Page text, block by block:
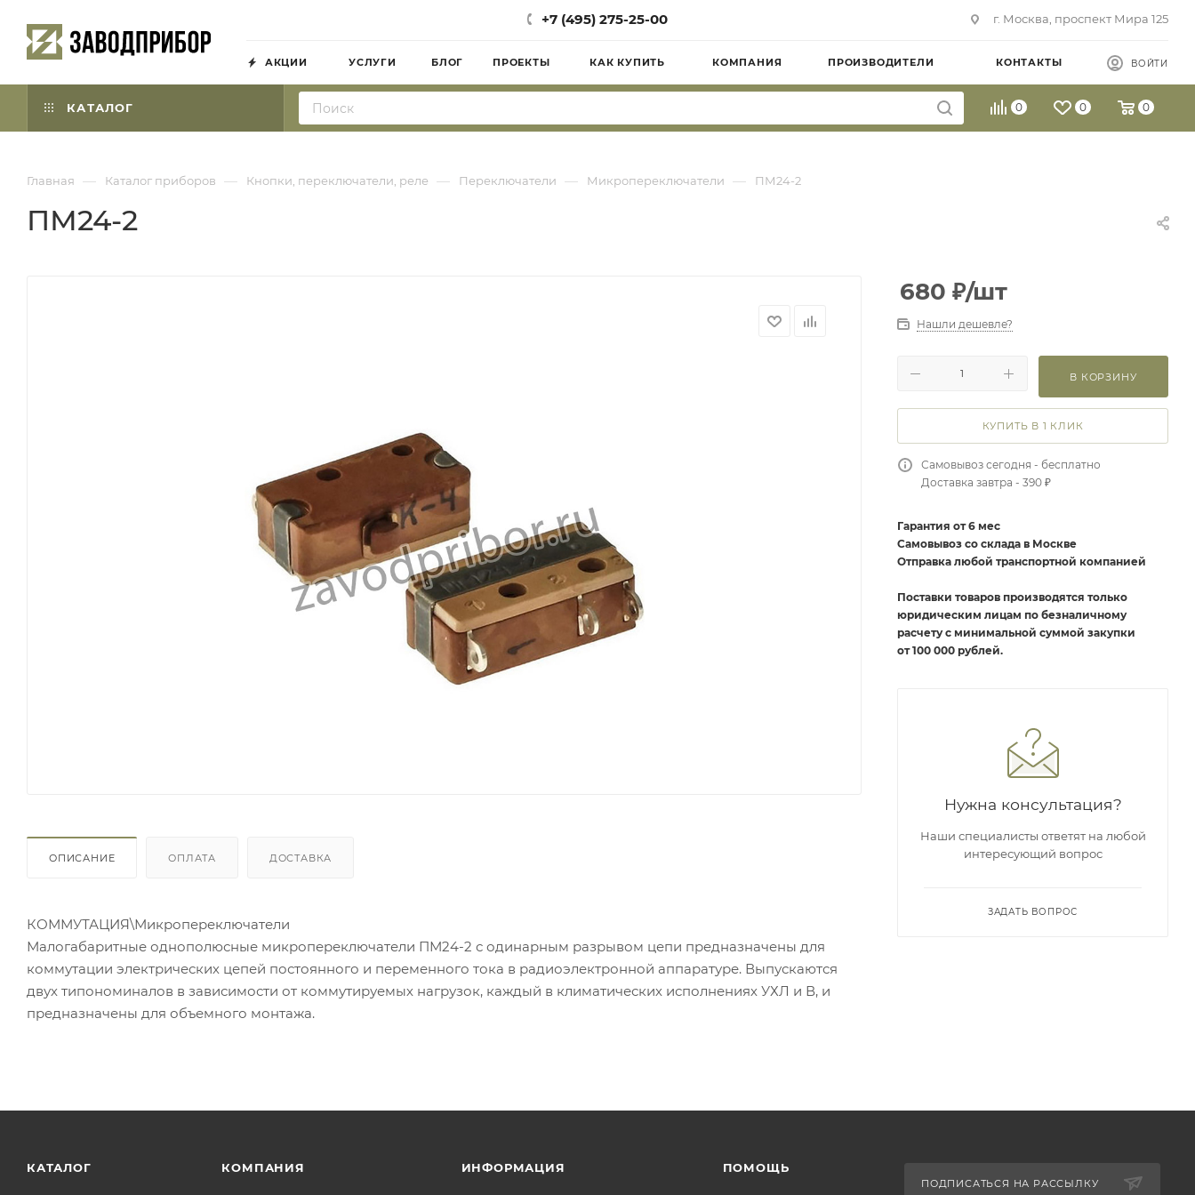
+7 (495) 275-25-00 г. Москва, проспект Мира 125
АКЦИИ УСЛУГИ БЛОГ ПРОЕКТЫ КАК КУПИТЬ КОМПАНИЯ ПРОИЗВОДИТЕЛИ КОНТАКТЫ ВОЙТИ
КАТАЛОГ 0 0 0
Главная — Каталог приборов — Кнопки, переключатели, реле — Переключатели — Микропереключатели — ПМ24-2
ПМ24-2
ОПИСАНИЕ ОПЛАТА ДОСТАВКА
КОММУТАЦИЯ\Микропереключатели
Малогабаритные однополюсные микропереключатели ПМ24-2 с одинарным разрывом цепи предназначены для
коммутации электрических цепей постоянного и переменного тока в радиоэлектронной аппаратуре. Выпускаются
двух типономиналов в зависимости от коммутируемых нагрузок, каждый в климатических исполнениях УХЛ и В, и
предназначены для объемного монтажа.
680 ₽/шт
Нашли дешевле?
В КОРЗИНУ
КУПИТЬ В 1 КЛИК
Самовывоз сегодня - бесплатно
Доставка завтра - 390 ₽
Гарантия от 6 мес
Самовывоз со склада в Москве
Отправка любой транспортной компанией
Поставки товаров производятся только
юридическим лицам по безналичному
расчету с минимальной суммой закупки
от 100 000 рублей.
Нужна консультация?
Наши специалисты ответят на любой
интересующий вопрос
ЗАДАТЬ ВОПРОС
КАТАЛОГ КОМПАНИЯ ИНФОРМАЦИЯ ПОМОЩЬ
ПОДПИСАТЬСЯ НА РАССЫЛКУ